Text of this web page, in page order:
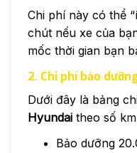
Chi phí này có thể
chút nếu xe của
mốc thời gian bạn
2. Chi phí bảo
Dưới đây là bảng
Hyundai theo số
Bảo dưỡng